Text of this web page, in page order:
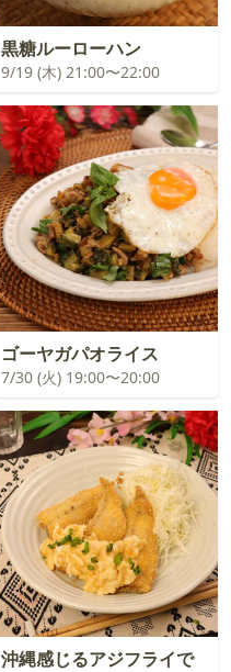
黒糖ルーローハン
9/19 (木) 21:00〜22:00
ゴーヤガパオライス
7/30 (火) 19:00〜20:00
沖縄感じるアジフライで